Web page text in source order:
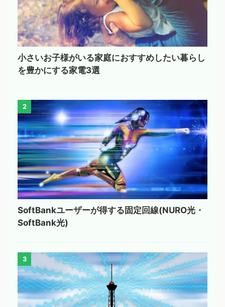
小さいお子様がいる家庭におすすめしたい暮らし
を豊かにする家電3選
2
SoftBankユーザーが得する固定回線(NURO光・
SoftBank光)
3